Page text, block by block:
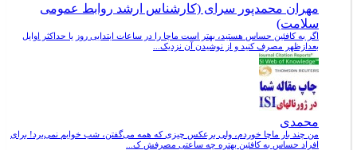
مهران محمدپور سرای (کارشناس ارشد روابط عمومی
سلامت)
اگر به کافئین حساس هستید، بهتر است ماچا را در ساعات ابتدایی روز یا حداکثر اوایل
بعدازظهر مصرف کنید و از نوشیدن آن نزدیک...
محمدی
من چند بار ماچا خوردم، ولی برعکس چیزی که همه می‌گفتن، شب خوابم نمی‌برد! برای
افراد حساس به کافئین بهتره چه ساعتی مصرفش ک...